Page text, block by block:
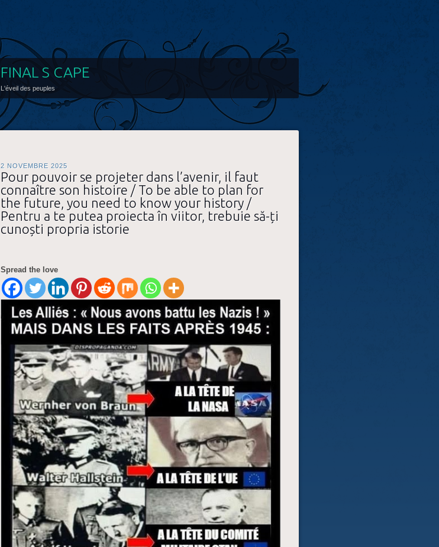
FINAL S CAPE
L'éveil des peuples
2 NOVEMBRE 2025
Pour pouvoir se projeter dans l’avenir, il faut
connaître son histoire / To be able to plan for
the future, you need to know your history /
Pentru a te putea proiecta în viitor, trebuie să-ți
cunoști propria istorie
Spread the love